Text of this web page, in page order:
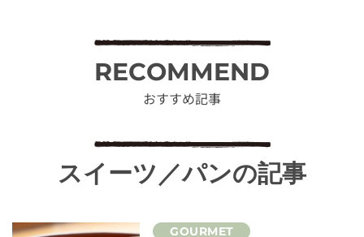
RECOMMEND
おすすめ記事
スイーツ／パンの記事